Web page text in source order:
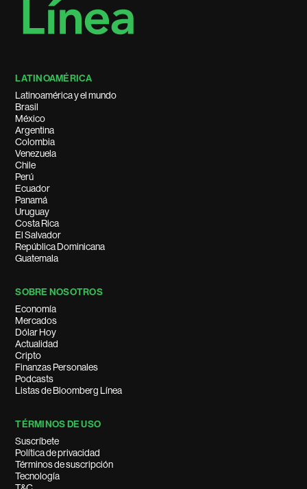
LATINOAMÉRICA
Latinoamérica y el mundo
Brasil
México
Argentina
Colombia
Venezuela
Chile
Perú
Ecuador
Panamá
Uruguay
Costa Rica
El Salvador
República Dominicana
Guatemala
SOBRE NOSOTROS
Economía
Mercados
Dólar Hoy
Actualidad
Cripto
Finanzas Personales
Podcasts
Listas de Bloomberg Línea
TÉRMINOS DE USO
Suscríbete
Política de privacidad
Términos de suscripción
Tecnología